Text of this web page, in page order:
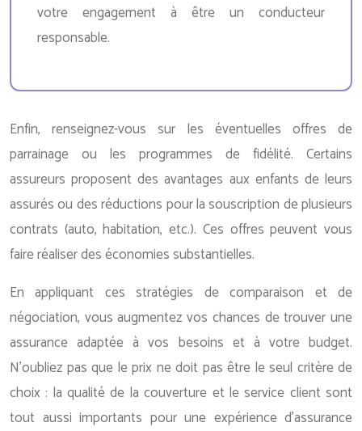
votre engagement à être un conducteur
responsable.
Enfin, renseignez-vous sur les éventuelles offres de
parrainage ou les programmes de fidélité. Certains
assureurs proposent des avantages aux enfants de leurs
assurés ou des réductions pour la souscription de plusieurs
contrats (auto, habitation, etc.). Ces offres peuvent vous
faire réaliser des économies substantielles.
En appliquant ces stratégies de comparaison et de
négociation, vous augmentez vos chances de trouver une
assurance adaptée à vos besoins et à votre budget.
N’oubliez pas que le prix ne doit pas être le seul critère de
choix : la qualité de la couverture et le service client sont
tout aussi importants pour une expérience d’assurance